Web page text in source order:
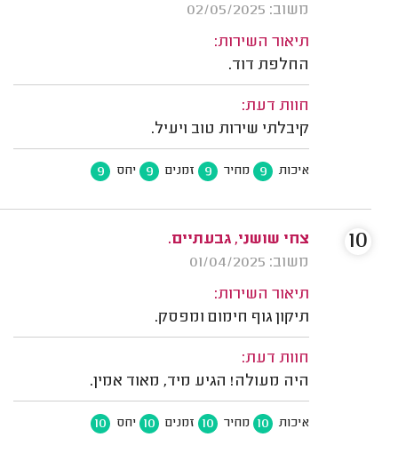
משוב: 02/05/2025
תיאור השירות:
החלפת דוד.
חוות דעת:
קיבלתי שירות טוב ויעיל.
איכות 9 מחיר 9 זמנים 9 יחס 9
צחי שושני, גבעתיים.
משוב: 01/04/2025
תיאור השירות:
תיקון גוף חימום ומפסק.
חוות דעת:
היה מעולה! הגיע מיד, מאוד אמין.
איכות 10 מחיר 10 זמנים 10 יחס 10
10